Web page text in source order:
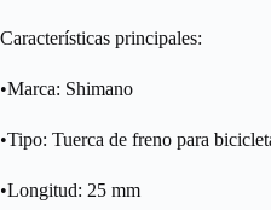
Características principales:
•Marca: Shimano
•Tipo: Tuerca de freno para
•Longitud: 25 mm